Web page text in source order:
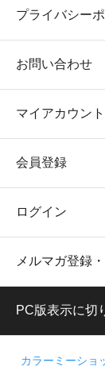
プライバシー
お問い合わせ
マイアカウント
会員登録
ログイン
メルマガ登録
PC版表示に切
カラーミーショ